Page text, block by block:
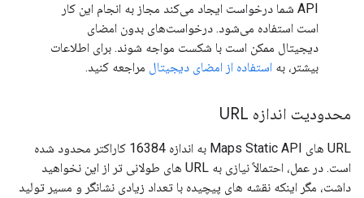
API شما درخواست ایجاد می‌کند مجاز به انجام این کار
است استفاده می‌شود. درخواست‌های بدون امضای
دیجیتال ممکن است با شکست مواجه شوند. برای اطلاعات
بیشتر، به استفاده از امضای دیجیتال مراجعه کنید.
محدودیت اندازه URL
URL های Maps Static API به اندازه 16384 کاراکتر محدود شده
است. در عمل، احتمالاً نیازی به URL های طولانی تر از این نخواهید
داشت، مگر اینکه نقشه های پیچیده با تعداد زیادی نشانگر و مسیر تولید